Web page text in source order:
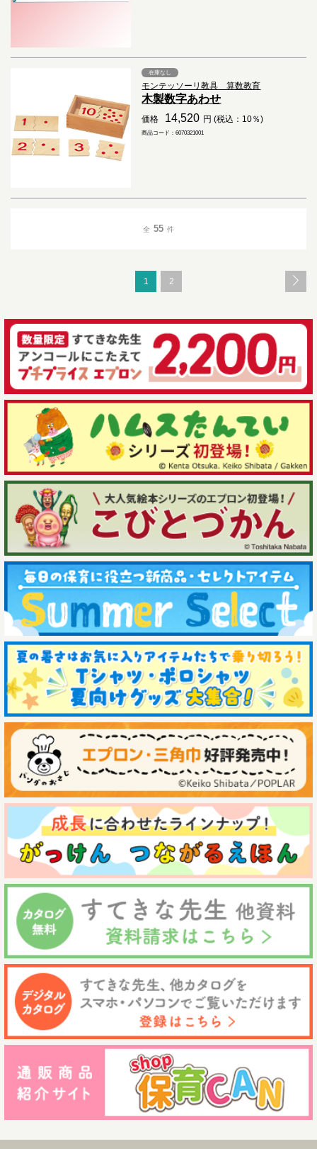
在庫なし
モンテッソーリ教具 算数教育
木製数字あわせ
価格 14,520 円 (税込：10％)
商品コード：6070321001
全 55 件
1 2